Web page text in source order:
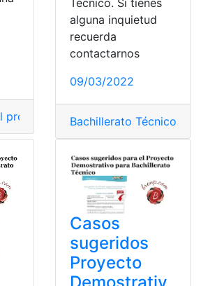
Bachillerato Técnico,
Técnico. Si tienes
alguna inquietud
recuerda
contactarnos
09/03/2022
Bachillerato Técnico
Casos
sugeridos
Proyecto